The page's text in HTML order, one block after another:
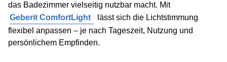
das Badezimmer vielseitig nutzbar macht. Mit
Geberit ComfortLight
lässt sich die Lichtstimmung
flexibel anpassen – je nach Tageszeit, Nutzung und
persönlichem Empfinden.